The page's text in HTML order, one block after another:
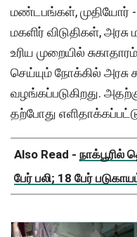
மண்டபங்கள், முதியோர்
மகளிர் விடுதிகள்,
உரிய முறையில்
செய்யும் நோக்கில் அரசு
வழங்கப்படுகிறது.
தற்போது
Also Read - நாக்பூரில்
பேர் பலி; 18 பேர்